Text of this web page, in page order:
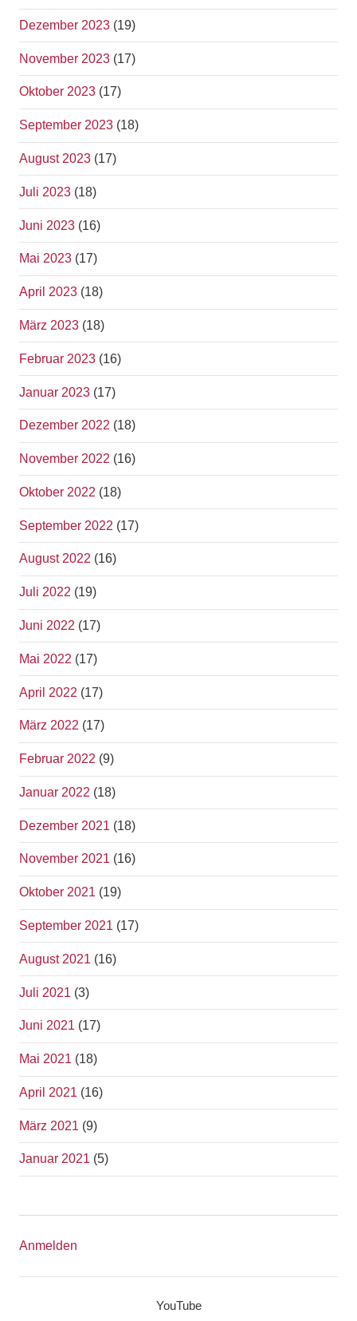
Dezember 2023 (19)
November 2023 (17)
Oktober 2023 (17)
September 2023 (18)
August 2023 (17)
Juli 2023 (18)
Juni 2023 (16)
Mai 2023 (17)
April 2023 (18)
März 2023 (18)
Februar 2023 (16)
Januar 2023 (17)
Dezember 2022 (18)
November 2022 (16)
Oktober 2022 (18)
September 2022 (17)
August 2022 (16)
Juli 2022 (19)
Juni 2022 (17)
Mai 2022 (17)
April 2022 (17)
März 2022 (17)
Februar 2022 (9)
Januar 2022 (18)
Dezember 2021 (18)
November 2021 (16)
Oktober 2021 (19)
September 2021 (17)
August 2021 (16)
Juli 2021 (3)
Juni 2021 (17)
Mai 2021 (18)
April 2021 (16)
März 2021 (9)
Januar 2021 (5)
Anmelden
YouTube